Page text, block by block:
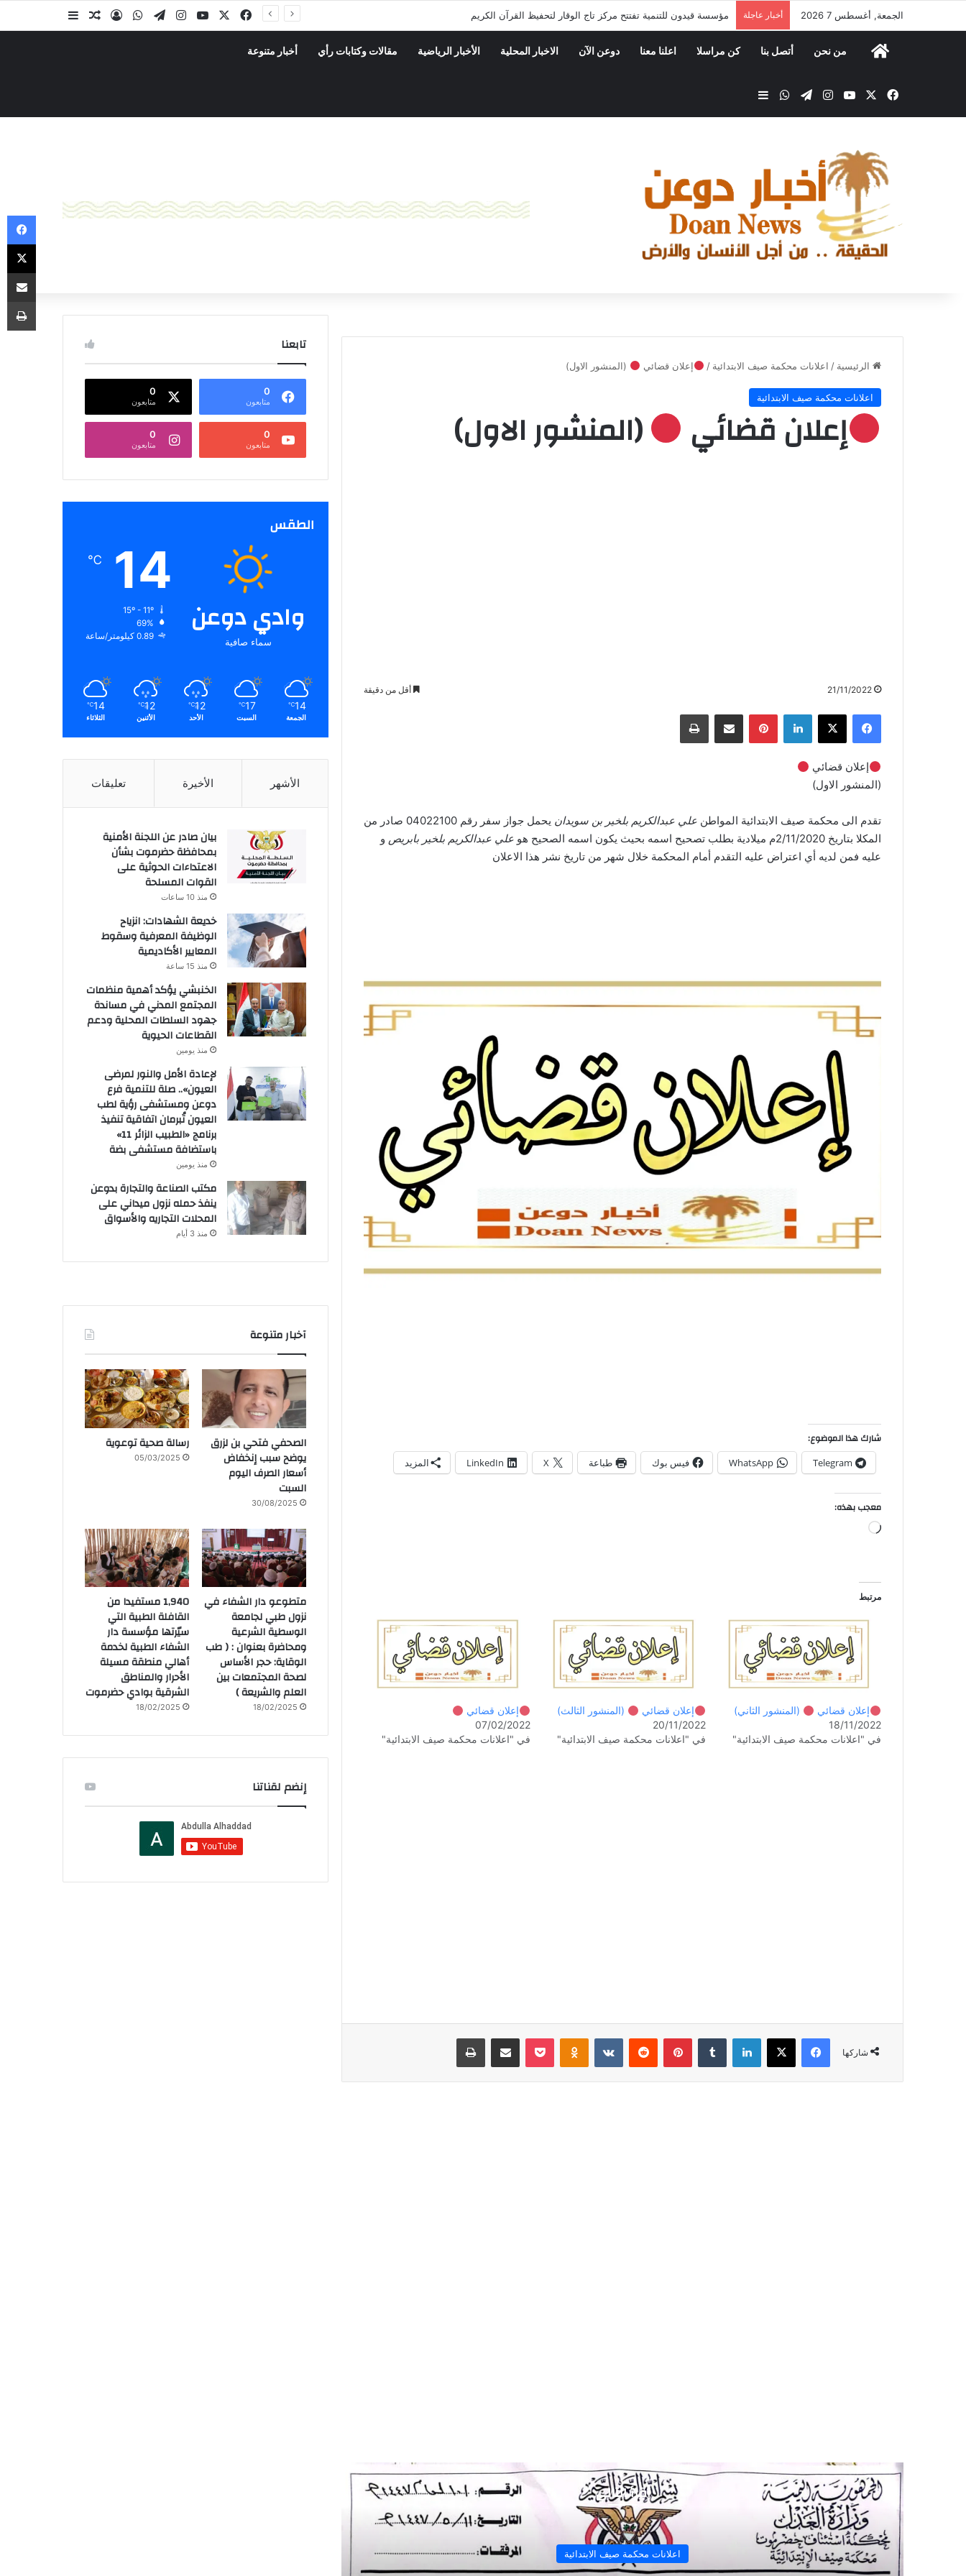
الجمعة, أغسطس 7 2026 أخبار عاجلة مؤسسة قيدون للتنمية تفتتح مركز تاج الوقار لتحفيظ القرآن الكريم
من نحن أتصل بنا كن مراسلا اعلنا معنا دوعن الآن الاخبار المحلية الأخبار الرياضية مقالات وكتابات رأي أخبار متنوعة
الرئيسية / اعلانات محكمة صيف الابتدائية / إعلان قضائي (المنشور الاول)
اعلانات محكمة صيف الابتدائية
إعلان قضائي (المنشور الاول)
21/11/2022 أقل من دقيقة
إعلان قضائي
(المنشور الاول)
تقدم الى محكمة صيف الابتدائية المواطن علي عبدالكريم بلخير بن سويدان
يحمل جواز سفر رقم 04022100 صادر من
المكلا بتاريخ 2/11/2020م ميلادية بطلب تصحيح اسمه بحيث يكون اسمه الصحيح هو
علي عبدالكريم بلخير بابريص و
عليه فمن لديه أي اعتراض عليه التقدم أمام المحكمة خلال شهر من تاريخ نشر هذا الاعلان
شارك هذا الموضوع:
Telegram
WhatsApp فيس بوك طباعة X
LinkedIn المزيد
معجب بهذه:
مرتبط
إعلان قضائي
(المنشور الثاني)
18/11/2022
في "اعلانات محكمة صيف الابتدائية"
إعلان قضائي
(المنشور الثالث)
20/11/2022
في "اعلانات محكمة صيف الابتدائية"
إعلان قضائي
07/02/2022
في "اعلانات محكمة صيف الابتدائية"
شاركها
أقرأ التالي
اعلانات محكمة صيف الابتدائية
تابعنا
0
متابعون
0
متابعون
0
متابعون
0
متابعون
الطقس
وادي دوعن
سماء صافية
14
℃
69%
0.89 كيلومتر/ساعة
14
℃
الجمعة
17
℃
السبت
12
℃
الأحد
12
℃
الأثنين
14
℃
الثلاثاء
الأشهر الأخيرة تعليقات
بيان صادر عن اللجنة الأمنية
بمحافظة حضرموت بشأن
الاعتداءات الحوثية على
القوات المسلحة
منذ 10 ساعات
خديعة الشهادات: انزياح
الوظيفة المعرفية وسقوط
المعايير الأكاديمية
منذ 15 ساعة
الخنبشي يؤكد أهمية منظمات
المجتمع المدني في مساندة
جهود السلطات المحلية ودعم
القطاعات الحيوية
منذ يومين
لإعادة الأمل والنور لمرضى
العيون».. صلة للتنمية فرع
دوعن ومستشفى رؤية لطب
العيون تُبرمان اتفاقية تنفيذ
برنامج «الطبيب الزائر 11»
باستضافة مستشفى بضة
منذ يومين
مكتب الصناعة والتجارة بدوعن
ينفذ حمله نزول ميداني على
المحلات التجاريه والأسواق
منذ 3 أيام
آخبار متنوعة
الصحفي فتحي بن لزرق
يوضح سبب إنخفاض
أسعار الصرف اليوم
السبت
30/08/2025
رسالة صحية توعوية
05/03/2025
متطوعو دار الشفاء في
نزول طبي لجامعة
الوسطية الشرعية
ومحاضرة بعنوان : ( طب
الوقاية: حجر الأساس
لصحة المجتمعات بين
العلم والشريعة )
18/02/2025
1,940 مستفيدا من
القافلة الطبية التي
سيّرتها مؤسسة دار
الشفاء الطبية لخدمة
أهالي منطقة مسيلة
الأحرار والمناطق
الشرقية بوادي حضرموت
18/02/2025
إنضم لقناتنا